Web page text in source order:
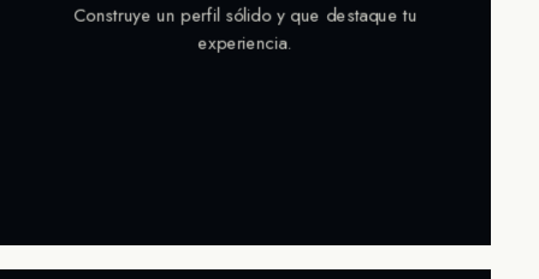
Construye un perfil sólido y que destaque tu
experiencia.